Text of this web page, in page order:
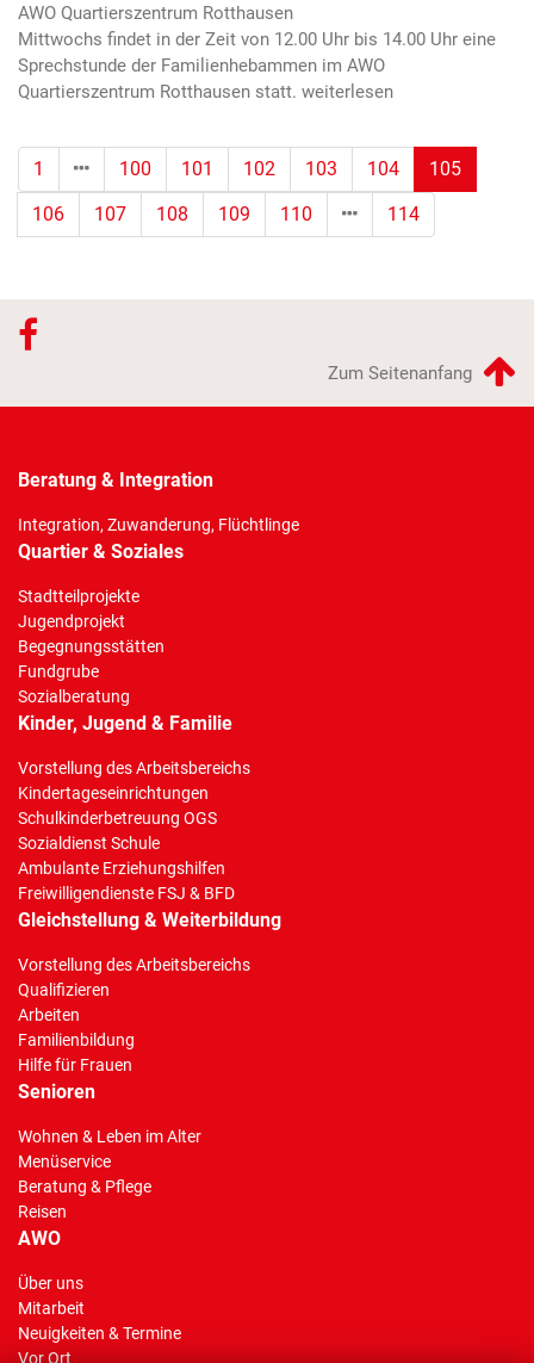
AWO Quartierszentrum Rotthausen
Mittwochs findet in der Zeit von 12.00 Uhr bis 14.00 Uhr eine
Sprechstunde der Familienhebammen im AWO
Quartierszentrum Rotthausen statt.
1 100 101 102 103 104 105
106 107 108 109 110 114
Zum Seitenanfang
Beratung & Integration
Integration, Zuwanderung, Flüchtlinge
Quartier & Soziales
Stadtteilprojekte
Jugendprojekt
Begegnungsstätten
Fundgrube
Sozialberatung
Kinder, Jugend & Familie
Vorstellung des Arbeitsbereichs
Kindertageseinrichtungen
Schulkinderbetreuung OGS
Sozialdienst Schule
Ambulante Erziehungshilfen
Freiwilligendienste FSJ & BFD
Gleichstellung & Weiterbildung
Vorstellung des Arbeitsbereichs
Qualifizieren
Arbeiten
Familienbildung
Hilfe für Frauen
Senioren
Wohnen & Leben im Alter
Menüservice
Beratung & Pflege
Reisen
AWO
Über uns
Mitarbeit
Neuigkeiten & Termine
Vor Ort